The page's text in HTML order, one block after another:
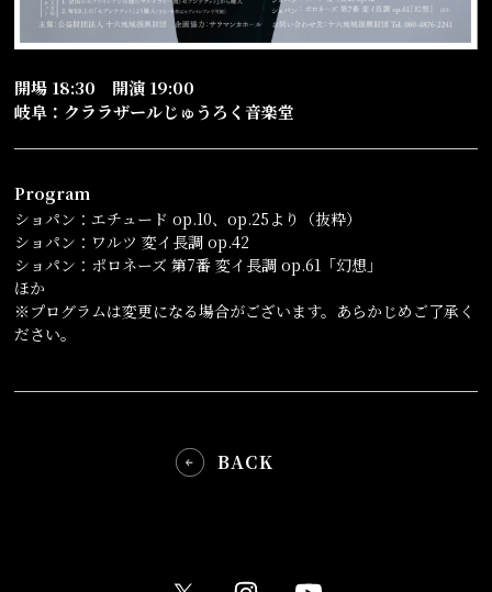
開場 18:30 開演 19:00
岐阜：クララザールじゅうろく音楽堂
Program
ショパン：エチュード op.10、op.25より（抜粋）
ショパン：ワルツ 変イ長調 op.42
ショパン：ポロネーズ 第7番 変イ長調 op.61「幻想」
ほか
※プログラムは変更になる場合がございます。あらかじめご了承く
ださい。
BACK